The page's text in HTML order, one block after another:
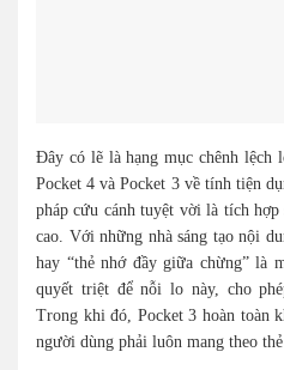
Đây có lẽ là hạng mục chênh lệch
Pocket 4 và Pocket 3 về tính tiện
pháp cứu cánh tuyệt vời là tích
cao. Với những nhà sáng tạo nội
hay “thẻ nhớ đầy giữa chừng” là
quyết triệt để nỗi lo này, cho
Trong khi đó, Pocket 3 hoàn toàn
người dùng phải luôn mang theo